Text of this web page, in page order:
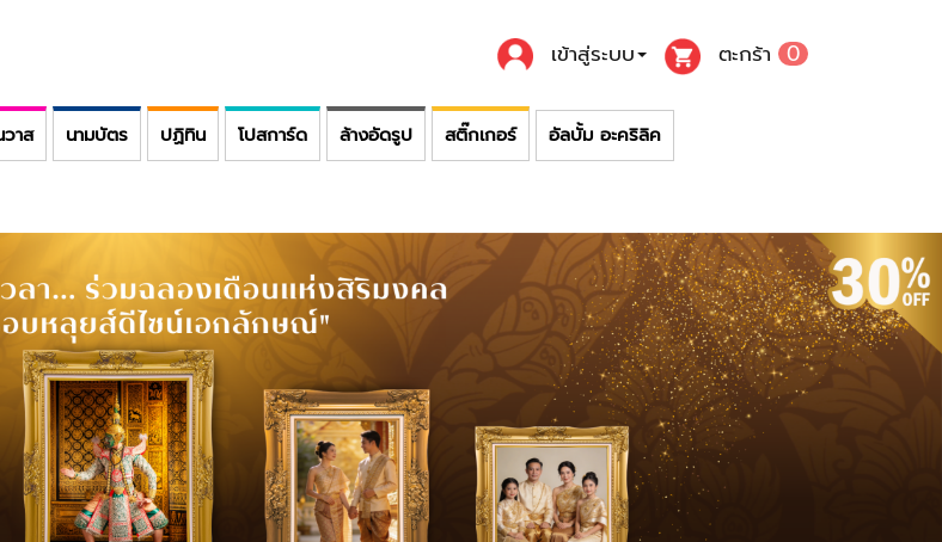
เข้าสู่ระบบ ตะกร้า 0
าส นามบัตร ปฏิทิน โปสการ์ด ล้างอัดรูป สติ๊กเกอร์ อัลบั้ม อะคริลิค